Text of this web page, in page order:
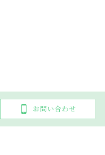
ープ. All rights reserved.
お問い合わせ